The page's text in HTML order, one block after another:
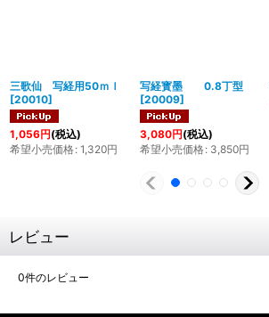
三歌仙 写経用50ｍｌ
[20010]
1,056円(税込)
希望小売価格: 1,320円
写経寳墨 0.8丁型
[20009]
3,080円(税込)
希望小売価格: 3,850円
レビュー
0件のレビュー